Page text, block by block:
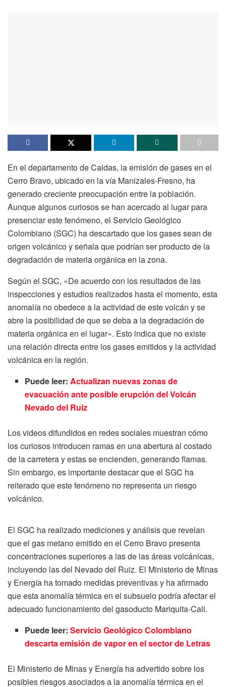
En el departamento de Caldas, la emisión de gases en el
Cerro Bravo, ubicado en la vía Manizales-Fresno, ha
generado creciente preocupación entre la población.
Aunque algunos curiosos se han acercado al lugar para
presenciar este fenómeno, el Servicio Geológico
Colombiano (SGC) ha descartado que los gases sean de
origen volcánico y señala que podrían ser producto de la
degradación de materia orgánica en la zona.
Según el SGC, «De acuerdo con los resultados de las
inspecciones y estudios realizados hasta el momento, esta
anomalía no obedece a la actividad de este volcán y se
abre la posibilidad de que se deba a la degradación de
materia orgánica en el lugar». Esto indica que no existe
una relación directa entre los gases emitidos y la actividad
volcánica en la región.
Puede leer:Actualizan nuevas zonas de
evacuación ante posible erupción del Volcán
Nevado del Ruiz
Los videos difundidos en redes sociales muestran cómo
los curiosos introducen ramas en una abertura al costado
de la carretera y estas se encienden, generando flamas.
Sin embargo, es importante destacar que el SGC ha
reiterado que este fenómeno no representa un riesgo
volcánico.
El SGC ha realizado mediciones y análisis que revelan
que el gas metano emitido en el Cerro Bravo presenta
concentraciones superiores a las de las áreas volcánicas,
incluyendo las del Nevado del Ruiz. El Ministerio de Minas
y Energía ha tomado medidas preventivas y ha afirmado
que esta anomalía térmica en el subsuelo podría afectar el
adecuado funcionamiento del gasoducto Mariquita-Cali.
Puede leer:Servicio Geológico Colombiano
descarta emisión de vapor en el sector de Letras
El Ministerio de Minas y Energía ha advertido sobre los
posibles riesgos asociados a la anomalía térmica en el